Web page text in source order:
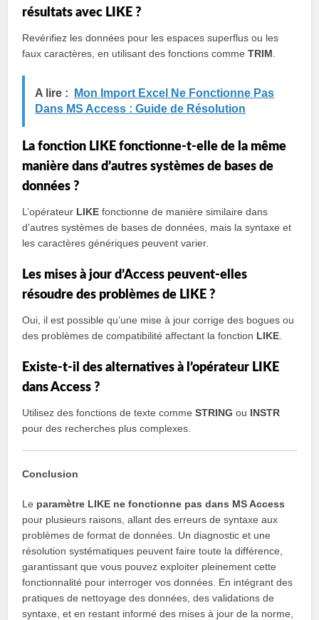
résultats avec LIKE ?
Revérifiez les données pour les espaces superflus ou les
faux caractères, en utilisant des fonctions commeTRIM
A lire :
Mon Import Excel Ne Fonctionne Pas
Dans MS Access : Guide de Résolution
La fonction LIKE fonctionne-t-elle de la même
manière dans d’autres systèmes de bases de
données ?
L’opérateur LIKE fonctionne de manière similaire dans
d’autres systèmes de bases de données, mais la syntaxe et
les caractères génériques peuvent varier.
Les mises à jour d’Access peuvent-elles
résoudre des problèmes de LIKE ?
Oui, il est possible qu’une mise à jour corrige des bogues ou
des problèmes de compatibilité affectant la fonction LIKE
Existe-t-il des alternatives à l’opérateur LIKE
dans Access ?
Utilisez des fonctions de texte commeSTRING ou INSTR
pour des recherches plus complexes.
Conclusion
Le paramètre LIKE ne fonctionne pas dans MS Access
pour plusieurs raisons, allant des erreurs de syntaxe aux
problèmes de format de données. Un diagnostic et une
résolution systématiques peuvent faire toute la différence,
garantissant que vous pouvez exploiter pleinement cette
fonctionnalité pour interroger vos données. En intégrant des
pratiques de nettoyage des données, des validations de
syntaxe, et en restant informé des mises à jour de la norme,